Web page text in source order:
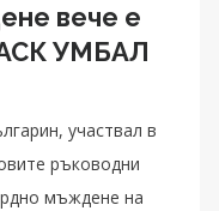
вече е
УМБАЛ
участвал в
ръководни
мъждене на